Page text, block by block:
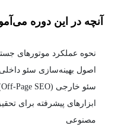
آنچه در این دوره
نحوه عملکرد موتورهای
سئو خارجی (Off-Page SEO)
ابزارهای پیشرفته برای
مصنوعی